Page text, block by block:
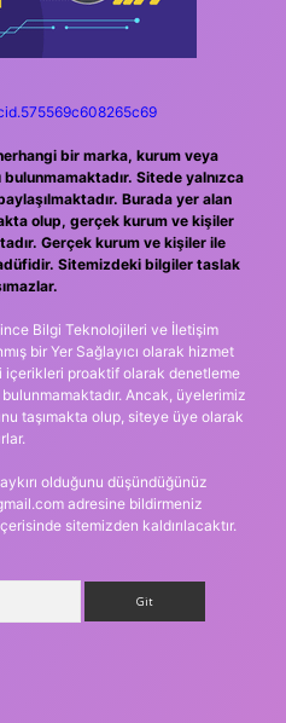
bir marka, kurum veya
Sitede yalnızca
Burada yer alan
olup, gerçek kurum ve kişiler
Gerçek kurum ve kişiler ile
Sitemizdeki bilgiler taslak
Bilgi Teknolojileri ve İletişim
bir Yer Sağlayıcı olarak hizmet
içerikleri proaktif olarak denetleme
Ancak, üyelerimiz
taşımakta olup, siteye üye olarak
olduğunu düşündüğünüz
adresine bildirmeniz
sitemizden kaldırılacaktır.